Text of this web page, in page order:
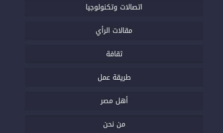
اتصالات وتكنولوجيا
مقالات الرأي
ثقافة
طريقة عمل
أهل مصر
من نحن